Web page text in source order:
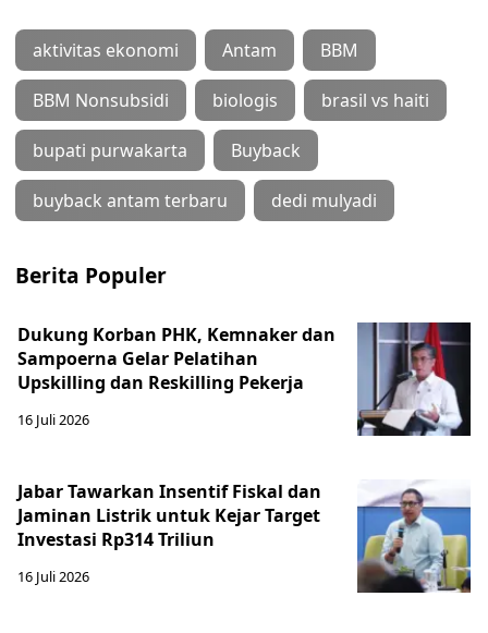
aktivitas ekonomi Antam BBM
BBM Nonsubsidi biologis brasil vs haiti
bupati purwakarta Buyback
buyback antam terbaru dedi mulyadi
Berita Populer
Dukung Korban PHK, Kemnaker dan
Sampoerna Gelar Pelatihan
Upskilling dan Reskilling Pekerja
16 Juli 2026
Jabar Tawarkan Insentif Fiskal dan
Jaminan Listrik untuk Kejar Target
Investasi Rp314 Triliun
16 Juli 2026